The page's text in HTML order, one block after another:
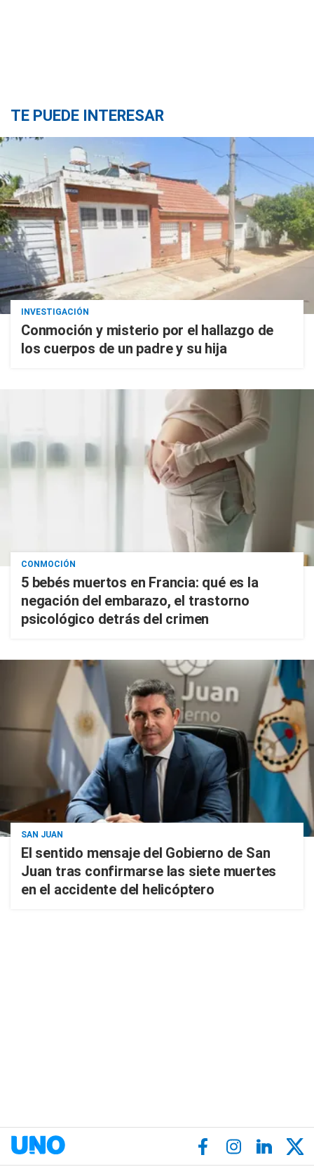
TE PUEDE INTERESAR
INVESTIGACIÓN
Conmoción y misterio por el hallazgo de
los cuerpos de un padre y su hija
CONMOCIÓN
5 bebés muertos en Francia: qué es la
negación del embarazo, el trastorno
psicológico detrás del crimen
SAN JUAN
El sentido mensaje del Gobierno de San
Juan tras confirmarse las siete muertes
en el accidente del helicóptero